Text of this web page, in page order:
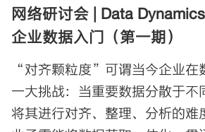
网络研讨会 | Data
企业数据入门（第一期）
“对齐颗粒度”可谓当今企业在
一大挑战：当重要数据分散于不
将其进行对齐、整理、分析的难